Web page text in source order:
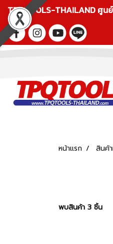
TPQTOOLS-THAILAND ศู
หน้าแรก สินค้
พบสินค้า 3 ชิ้น